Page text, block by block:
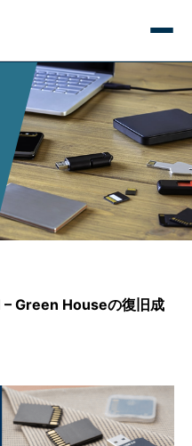
– Green Houseの復旧成